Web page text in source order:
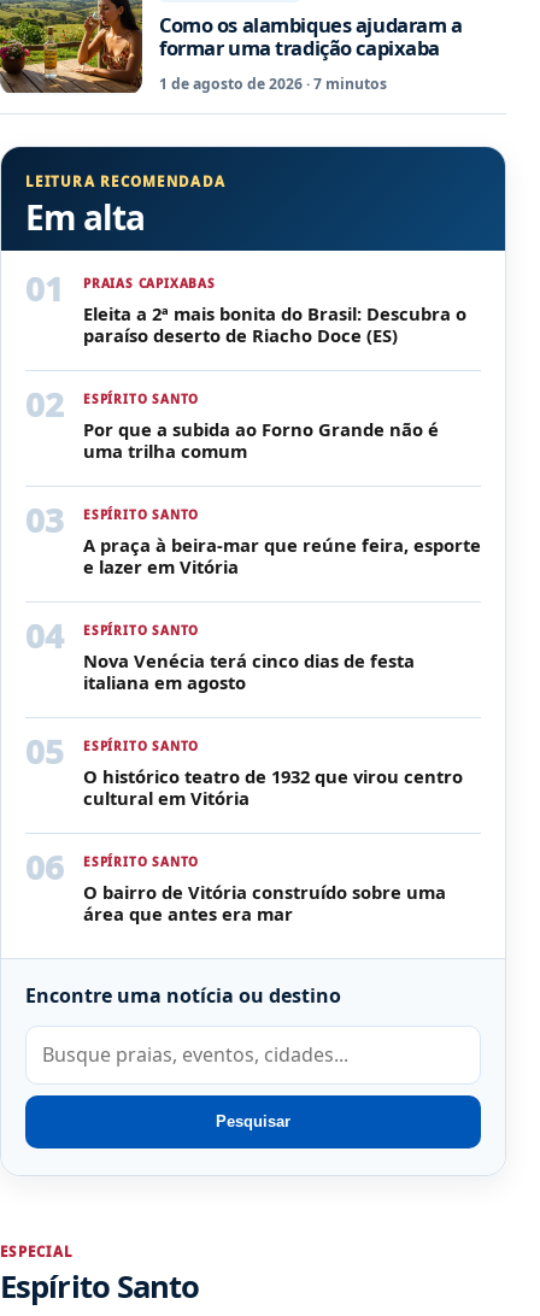
Como os alambiques ajudaram a
formar uma tradição capixaba
1 de agosto de 2026 · 7 minutos
LEITURA RECOMENDADA
Em alta
PRAIAS CAPIXABAS
Eleita a 2ª mais bonita do Brasil: Descubra o
paraíso deserto de Riacho Doce (ES)
ESPÍRITO SANTO
Por que a subida ao Forno Grande não é
uma trilha comum
ESPÍRITO SANTO
A praça à beira-mar que reúne feira, esporte
e lazer em Vitória
ESPÍRITO SANTO
Nova Venécia terá cinco dias de festa
italiana em agosto
ESPÍRITO SANTO
O histórico teatro de 1932 que virou centro
cultural em Vitória
ESPÍRITO SANTO
O bairro de Vitória construído sobre uma
área que antes era mar
Encontre uma notícia ou destino
Pesquisar por:
Pesquisar
ESPECIAL
Espírito Santo